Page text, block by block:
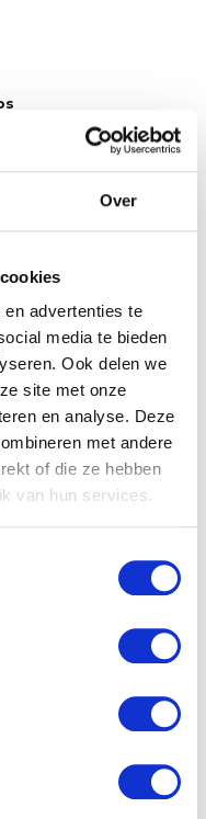
Over
advertenties te
media te bieden
Ook delen we
site met onze
en analyse. Deze
met andere
of die ze hebben
van hun services.
van
voor een